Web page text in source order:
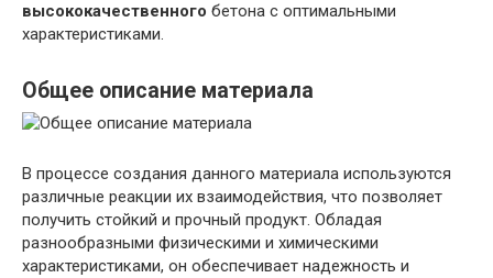
высококачественного бетона с оптимальными
характеристиками.
Общее описание материала
В процессе создания данного материала используются
различные реакции их взаимодействия, что позволяет
получить стойкий и прочный продукт. Обладая
разнообразными физическими и химическими
характеристиками, он обеспечивает надежность и